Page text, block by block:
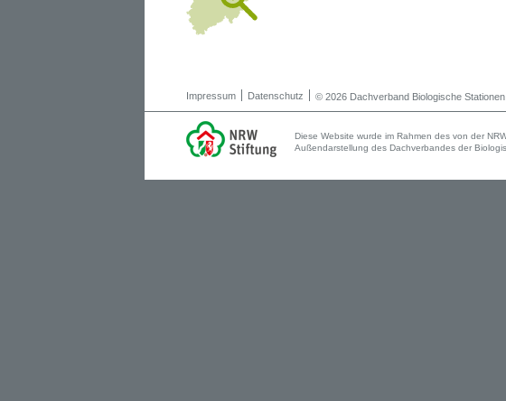
Impressum Datenschutz © 2026 Dachverband Biologische Stationen
Diese Website wurde im Rahmen des von der
Außendarstellung des Dachverbandes der